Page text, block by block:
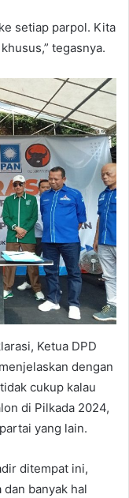
setiap parpol. Kita
tegasnya.
Ketua DPD
dengan
cukup kalau
di Pilkada 2024,
yang lain.
ditempat ini,
banyak hal